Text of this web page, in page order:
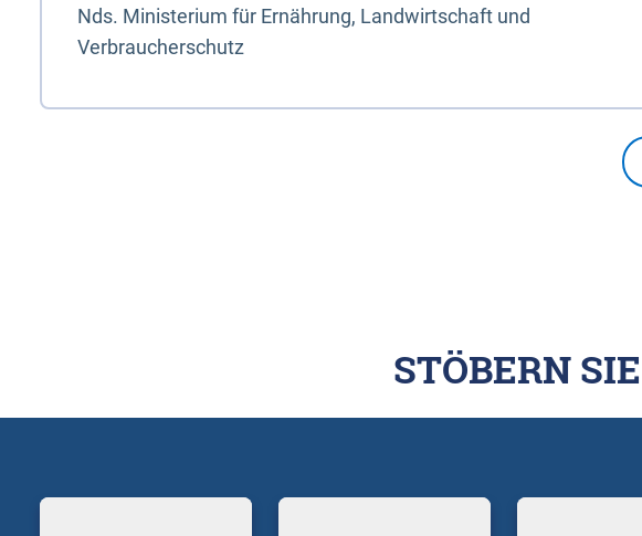
Nds. Ministerium für Ernährung, Landwirtschaft und
Verbraucherschutz
STÖBERN